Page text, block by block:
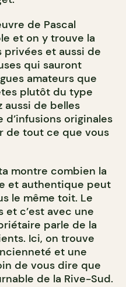
de Pascal
et on y trouve la
privées et aussi de
qui sauront
amateurs que
plutôt du type
aussi de belles
d’infusions originales
de tout ce que vous
montre combien la
et authentique peut
le même toit. Le
et c’est avec une
parle de la
Ici, on trouve
et une
de vous dire que
de la Rive-Sud.